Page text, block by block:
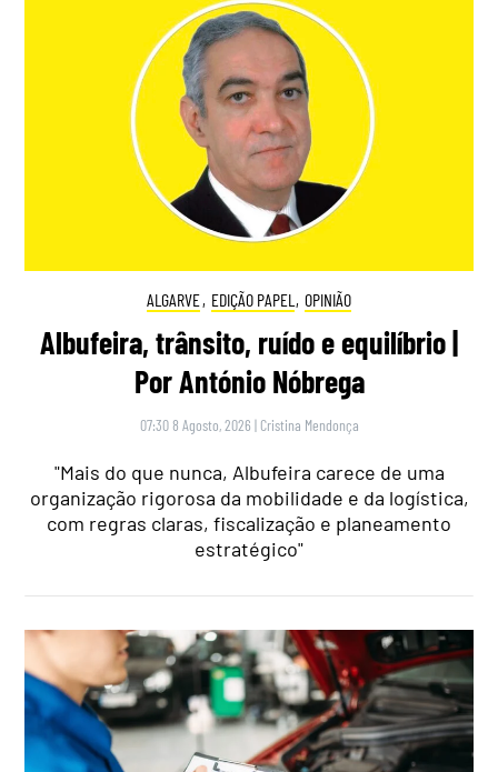
ALGARVE, EDIÇÃO PAPEL , OPINIÃO
Albufeira, trânsito, ruído e equilíbrio |
Por António Nóbrega
07:30 8 Agosto, 2026 | Cristina Mendonça
"Mais do que nunca, Albufeira carece de uma
organização rigorosa da mobilidade e da logística,
com regras claras, fiscalização e planeamento
estratégico"